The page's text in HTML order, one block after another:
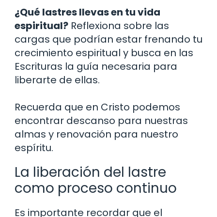
¿Qué lastres llevas en tu vida
espiritual? Reflexiona sobre las
cargas que podrían estar frenando tu
crecimiento espiritual y busca en las
Escrituras la guía necesaria para
liberarte de ellas.
Recuerda que en Cristo podemos
encontrar descanso para nuestras
almas y renovación para nuestro
espíritu.
La liberación del lastre
como proceso continuo
Es importante recordar que el